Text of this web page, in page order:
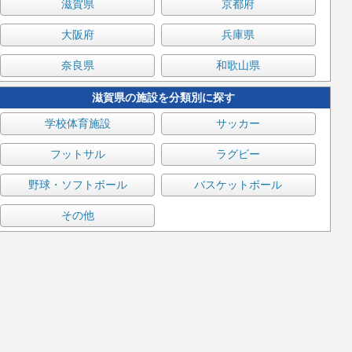
滋賀県 京都府
大阪府 兵庫県
奈良県 和歌山県
滋賀県の施設を分類別に探す
学校体育施設 サッカー
フットサル ラグビー
野球・ソフトボール バスケットボール
その他